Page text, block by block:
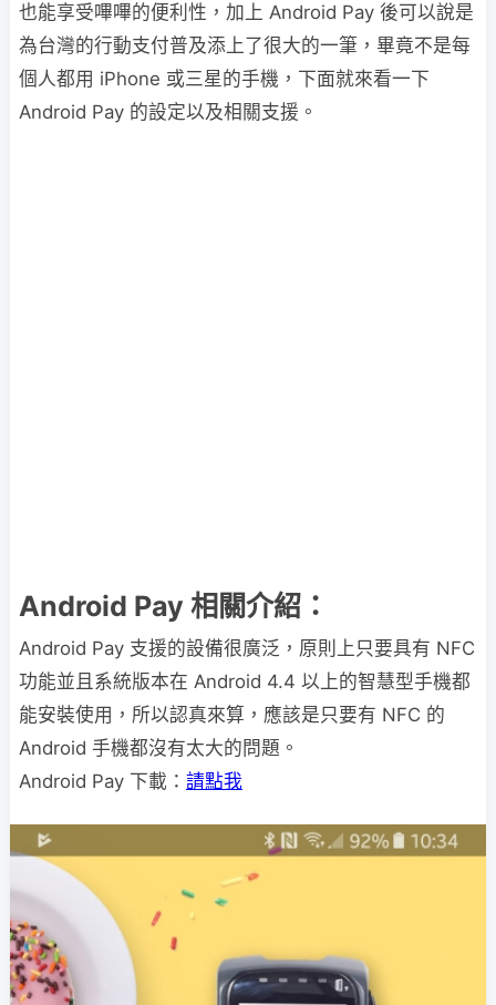
也能享受嗶嗶的便利性，加上 Android Pay 後可以說是
為台灣的行動支付普及添上了很大的一筆，畢竟不是每
個人都用 iPhone 或三星的手機，下面就來看一下
Android Pay 的設定以及相關支援。
Android Pay 相關介紹：
Android Pay 支援的設備很廣泛，原則上只要具有 NFC
功能並且系統版本在 Android 4.4 以上的智慧型手機都
能安裝使用，所以認真來算，應該是只要有 NFC 的
Android 手機都沒有太大的問題。
Android Pay 下載： 請點我